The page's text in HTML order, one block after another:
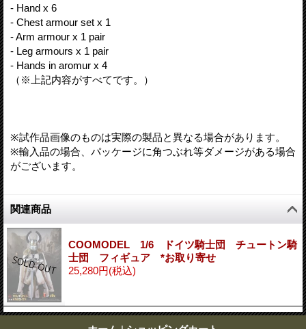
- Hand x 6
- Chest armour set x 1
- Arm armour x 1 pair
- Leg armours x 1 pair
- Hands in aromur x 4
（※上記内容がすべてです。）
※試作品画像のものは実際の製品と異なる場合があります。
※輸入品の場合、パッケージに角つぶれ等ダメージがある場合
がございます。
関連商品
COOMODEL 1/6 ドイツ騎士団 チュートン騎
士団 フィギュア *お取り寄せ
25,280円(税込)